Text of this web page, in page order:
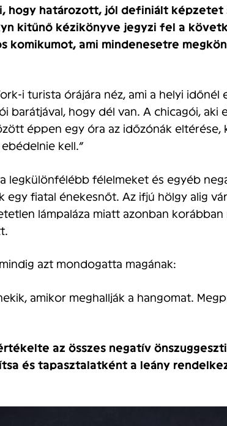
hogy határozott, jól definiált képzetet
kitűnő kézikönyve jegyzi fel a
komikumot, ami mindenesetre
i turista órájára néz, ami a helyi időnél
barátjával, hogy dél van. A chicagói, aki
éppen egy óra az időzónák eltérése,
kell.”
legkülönfélébb félelmeket és egyéb
egy fiatal énekesnőt. Az ifjú hölgy alig
lámpaláza miatt azonban korábban
azt mondogatta magának:
amikor meghallják a hangomat.
az összes negatív
és tapasztalatként a leány